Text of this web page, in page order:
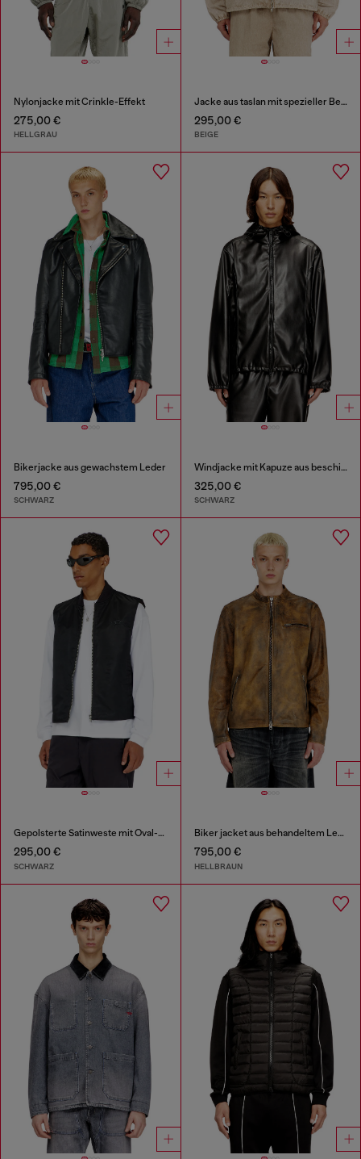
Nylonjacke mit Crinkle-Effekt
275,00 €
HELLGRAU
Jacke aus taslan mit spezieller Beschichtung
295,00 €
BEIGE
Bikerjacke aus gewachstem Leder
795,00 €
SCHWARZ
Windjacke mit Kapuze aus beschichtetem Stoff
325,00 €
SCHWARZ
Gepolsterte Satinweste mit Oval-D-Stickerei
295,00 €
SCHWARZ
Biker jacket aus behandeltem Leder
795,00 €
HELLBRAUN